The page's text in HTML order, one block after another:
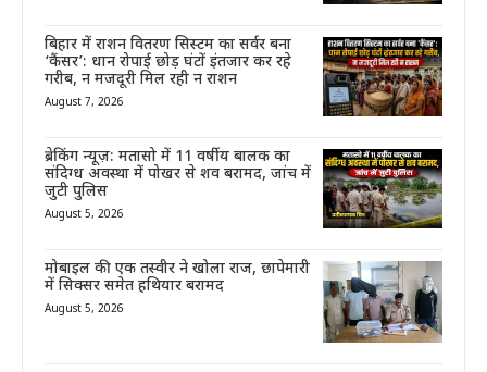
बिहार में राशन वितरण सिस्टम का सर्वर बना
‘कैंसर’: धान रोपाई छोड़ घंटों इंतजार कर रहे
गरीब, न मजदूरी मिल रही न राशन
August 7, 2026
ब्रेकिंग न्यूज़: मतासो में 11 वर्षीय बालक का
संदिग्ध अवस्था में पोखर से शव बरामद, जांच में
जुटी पुलिस
August 5, 2026
मोबाइल की एक तस्वीर ने खोला राज, छापेमारी
में सिक्सर समेत हथियार बरामद
August 5, 2026